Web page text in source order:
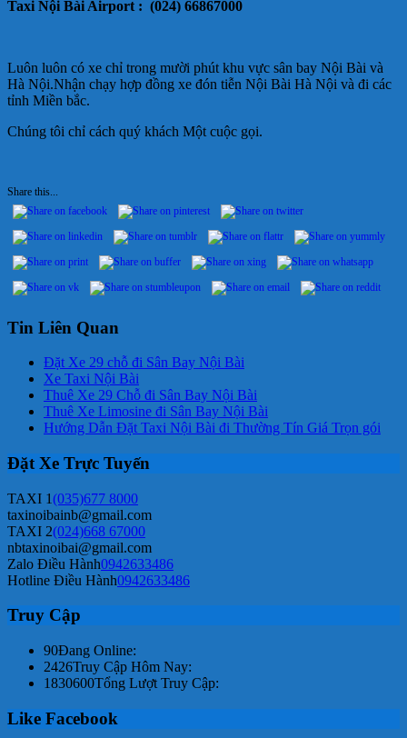
Taxi Nội Bài Airport : (024) 66867000
Luôn luôn có xe chỉ trong mười phút khu vực sân bay Nội Bài và
Hà Nội.Nhận chạy hợp đồng xe đón tiễn Nội Bài Hà Nội và đi các
tỉnh Miền bắc.
Chúng tôi chỉ cách quý khách Một cuộc gọi.
Share this...
Tin Liên Quan
Đặt Xe 29 chỗ đi Sân Bay Nội Bài
Xe Taxi Nội Bài
Thuê Xe 29 Chỗ đi Sân Bay Nội Bài
Thuê Xe Limosine đi Sân Bay Nội Bài
Hướng Dẫn Đặt Taxi Nội Bài đi Thường Tín Giá Trọn gói
Đặt Xe Trực Tuyến
TAXI 1(035)677 8000
taxinoibainb@gmail.com
TAXI 2(024)668 67000
nbtaxinoibai@gmail.com
Zalo Điều Hành0942633486
Hotline Điều Hành0942633486
Truy Cập
90Đang Online:
2426Truy Cập Hôm Nay:
1830600Tổng Lượt Truy Cập:
Like Facebook